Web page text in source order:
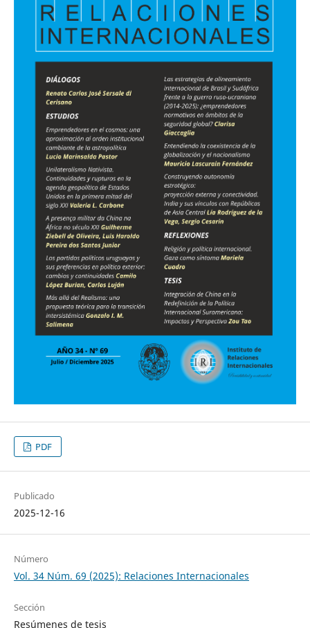
PDF
Publicado
2025-12-16
Número
Vol. 34 Núm. 69 (2025): Relaciones Internacionales
Sección
Resúmenes de tesis